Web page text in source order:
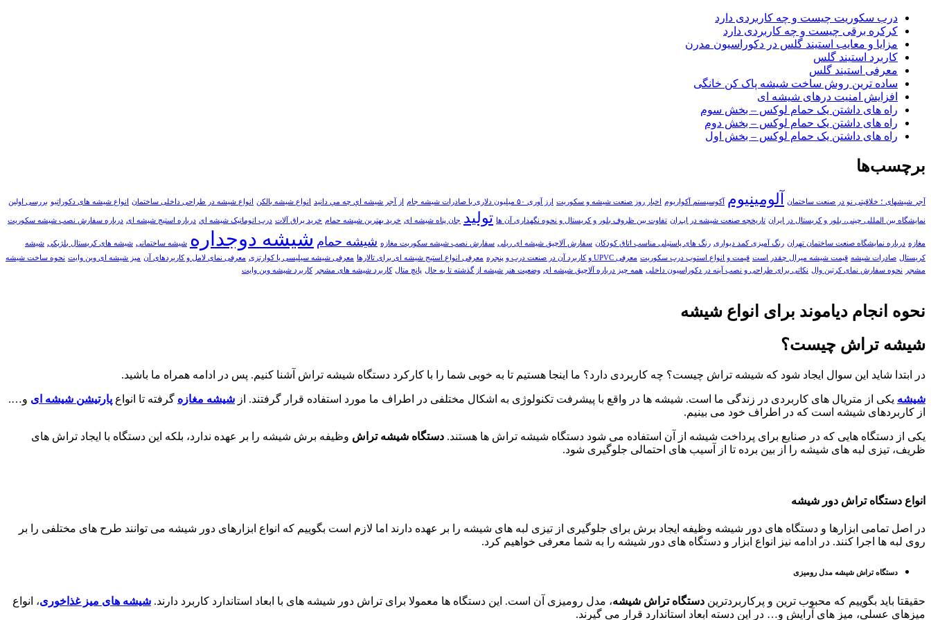
درب سکوریت چیست و چه کاربردی دارد
کرکره برقی چیست و چه کاربردی دارد
مزایا و معایب استیند گلس در دکوراسیون مدرن
کاربرد استیند گلس
معرفی استیند گلس
ساده ترین روش ساخت شیشه پاک کن خانگی
افزایش امنیت درهای شیشه ای
راه های داشتن یک حمام لوکس – بخش سوم
راه های داشتن یک حمام لوکس – بخش دوم
راه های داشتن یک حمام لوکس – بخش اول
برچسب‌ها
آجر‎ شیشه‎ای ؛ خلاقیتی نو در صنعت ساختمان آلومینیوم آکوسیستم آکواریوم اخبار روز صنعت شیشه و سکوریت ارز آوری ۵۰ میلیون دلاری با صادرات شیشه جام از آجر شيشه اي چه مي دانيد انواع شیشه بالکن انواع شیشه در طراحی داخلی ساختمان انواع شیشه های دکوراتیو بررسی اولین
نمایشگاه بین المللی چینی، بلور و کریستال در ایران تاریخچه صنعت شیشه در ایـران تفاوت بین ظروف بلور و کریستال و نحوه نگهداری آن ها تولید جان پناه شیشه ای خرید بهترین شیشه حمام خرید یراق آلات درب اتوماتيک شيشه اي درباره استیج شیشه ای درباره سفارش نصب شیشه سکوریت
مغازه درباره نمایشگاه صنعت ساختمان تهران رنگ آمیزی کمد دیواری رنگ های پاستیلی مناسب اتاق کودکان سفارش آلاچیق شیشه ای ریلی سفارش نصب شیشه سکوریت مغازه شیشه حمام شیشه دوجداره شیشه ساختمانی شیشه های کریستال بلژیکی شیشه
کریستال صادرات شیشه قیمت شیشه میرال چقدر است قیمت و انواع استوپ درب سکوریت معرفی UPVC و کاربرد آن در صنعت درب و پنجره معرفی انواع استیج شیشه ای برای تالارها معرفی شیشه سیلیسی یا کوارتزی معرفی نمای لامل و کاربردهای آن میز شیشه ای وین وایت نحوه ساخت شیشه
مشجر
نحوه سفارش نمای کرتین وال نکاتی برای طراحی و نصب آینه در دکوراسیون داخلی همه چیز درباره آلاچیق شیشه ای وضعیت هنر شیشه از گذشته تا به حال پانچ متال کاربرد شیشه های مشجر کاربرد شیشه وین وایت
نحوه انجام دیاموند برای انواع شیشه
شیشه تراش چیست؟
در ابتدا شاید این سوال ایجاد شود که شیشه تراش چیست؟ چه کاربردی دارد؟ ما اینجا هستیم تا به خوبی شما را با کارکرد دستگاه شیشه تراش آشنا کنیم. پس در ادامه همراه ما باشید.
شیشه یکی از متریال های کاربردی در زندگی ما است. شیشه ها در واقع با پیشرفت تکنولوژی به اشکال مختلفی در اطراف ما مورد استفاده قرار گرفتند. از شیشه مغازه گرفته تا انواع پارتیشن شیشه ای و….
از کاربردهای شیشه است که در اطراف خود می بینیم.
یکی از دستگاه هایی که در صنایع برای پرداخت شیشه از آن استفاده می شود دستگاه شیشه تراش ها هستند. دستگاه شیشه تراش وظیفه برش شیشه را بر عهده ندارد، بلکه این دستگاه با ایجاد تراش های
ظریف، تیزی لبه های شیشه را از بین برده تا از آسیب های احتمالی جلوگیری شود.
انواع دستگاه تراش دور شیشه
در اصل تمامی ابزارها و دستگاه های دور شیشه وظیفه ایجاد برش برای جلوگیری از تیزی لبه های شیشه را بر عهده دارند اما لازم است بگوییم که انواع ابزارهای دور شیشه می توانند طرح های مختلفی را بر
روی لبه ها اجرا کنند. در ادامه نیز انواع ابزار و دستگاه های دور شیشه را به شما معرفی خواهیم کرد.
دستگاه تراش شیشه مدل رومیزی
حقیقتا باید بگوییم که محبوب ترین و پرکاربردترین دستگاه تراش شیشه، مدل رومیزی آن است. این دستگاه ها معمولا برای تراش دور شیشه های با ابعاد استاندارد کاربرد دارند. شیشه های میز غذاخوری، انواع
میزهای عسلی، میز های آرایش و… در این دسته ابعاد استاندارد قرار می گیرند.